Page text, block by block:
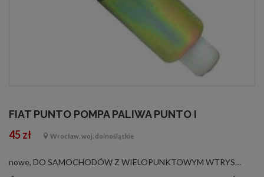
FIAT PUNTO POMPA PALIWA PUNTO I
45 zł Wrocław, woj. dolnośląskie
nowe, DO SAMOCHODÓW Z WIELOPUNKTOWYM WTRYSKIEM PALIWA MARKI:FIAT FIAT BARCHETTA 1.8 16V 04.1995 - &gt;FIAT BRAVA 1.8 GT 16V 10.1995 - 10.2001FIAT BRAVO 1.6 16V 10.1995 - 10.2001FIAT BRAVO 1.8 GT 10.1995 - 10.2001FIAT MAREA sedan / kombi 1.6 16V 09.1996...